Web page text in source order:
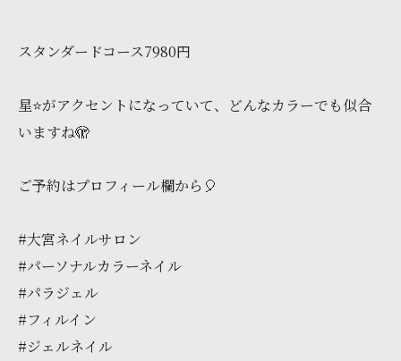
スタンダードコース7980円
星⭐️がアクセントになっていて、どんなカラーでも似合
いますね🫣
ご予約はプロフィール欄から🎈
#大宮ネイルサロン
#パーソナルカラーネイル
#パラジェル
#フィルイン
#ジェルネイル